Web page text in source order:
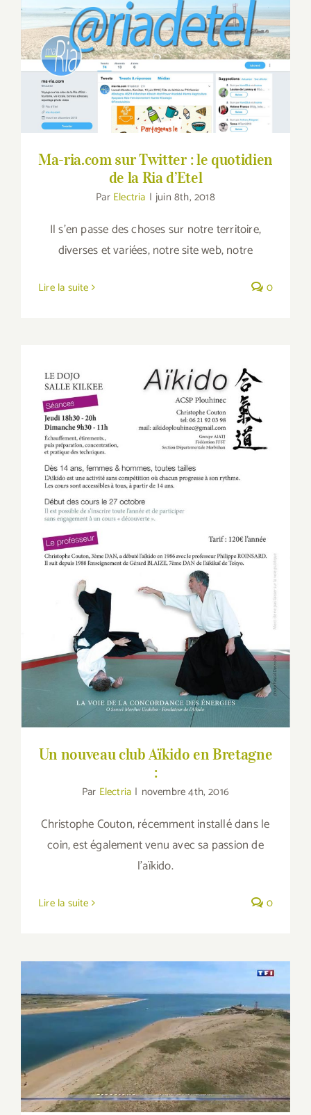
Ma-ria.com sur Twitter : le quotidien de la
Ria d’Etel
Ma-ria.com sur Twitter : le quotidien
de la Ria d’Etel
Par Electria | juin 8th, 2018
Il s’en passe des choses sur notre territoire,
diverses et variées, notre site web, notre
Lire la suite 0
Un nouveau club Aïkido en Bretagne :
Un nouveau club Aïkido en Bretagne
:
Par Electria | novembre 4th, 2016
Christophe Couton, récemment installé dans le
coin, est également venu avec sa passion de
l'aïkido.
Lire la suite 0
La Ria d’Etel au JT 20H sur TF1